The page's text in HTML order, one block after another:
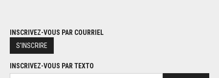
INSCRIVEZ-VOUS PAR COURRIEL
S'INSCRIRE
INSCRIVEZ-VOUS PAR TEXTO